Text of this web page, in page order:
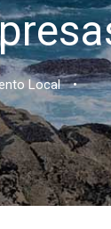
Local •